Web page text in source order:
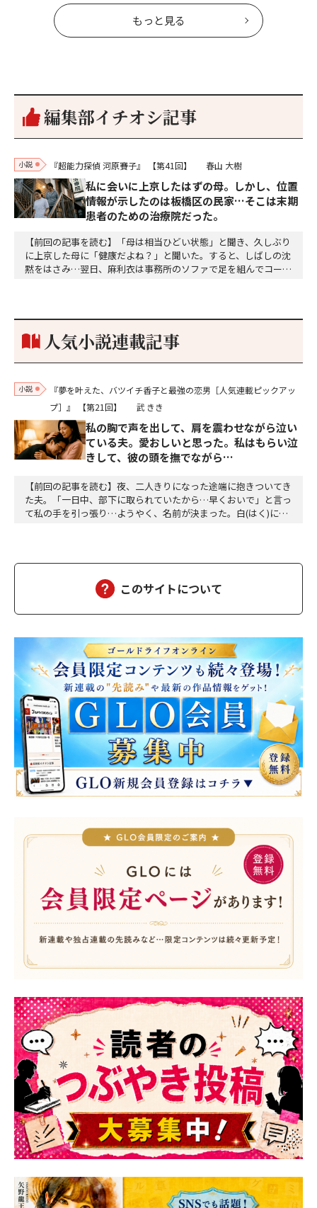
もっと見る
編集部イチオシ記事
小説 『超能力探偵 河原賽子』 【第41回】 春山 大樹
私に会いに上京したはずの母。しかし、位置
情報が示したのは板橋区の民家…そこは末期
患者のための治療院だった。
【前回の記事を読む】「母は相当ひどい状態」と聞き、久しぶり
に上京した母に「健康だよね？」と聞いた。すると、しばしの沈
黙をはさみ…翌日、麻利衣は事務所のソファで足を組んでコーヒ
個のサイコロが握られていた。「やはり私はあなたの超…
人気小説連載記事
小説
『夢を叶えた、バツイチ香子と最強の恋男［人気連載ピックアッ
プ］』
【第21回】 武 きき
私の胸で声を出して、肩を震わせながら泣い
ている夫。愛おしいと思った。私はもらい泣
きして、彼の頭を撫でながら…
【前回の記事を読む】夜、二人きりになった途端に抱きついてき
た夫。「一日中、部下に取られていたから…早くおいで」と言っ
て私の手を引っ張り…ようやく、名前が決まった。白(はく)に決
ふふ」「母さんだって、二個食べただろう」「あら、…
このサイトについて